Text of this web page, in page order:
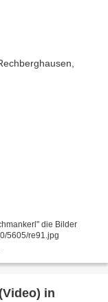
die Bilder
5605/re91.jpg
in